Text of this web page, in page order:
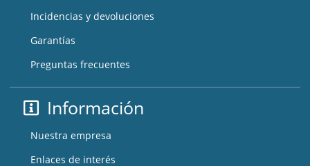
Incidencias y devoluciones
Garantías
Preguntas frecuentes
Información
Nuestra empresa
Enlaces de interés